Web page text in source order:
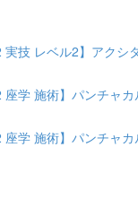
実技 レベル2】アク
座学 施術】パンチャ
座学 施術】パンチャ